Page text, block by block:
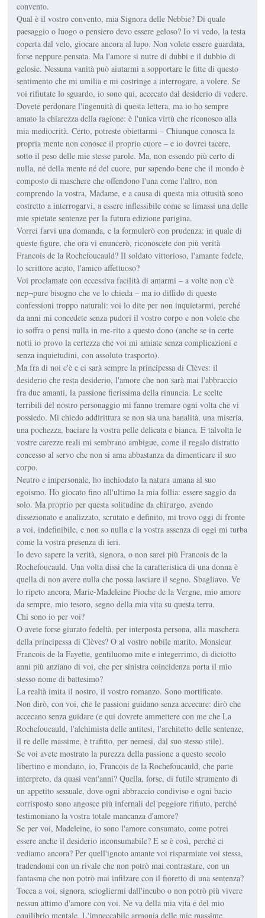
convento.
Qual è il vostro convento, mia Signora delle Nebbie? Di quale
paesaggio o luogo o pensiero devo essere geloso? Io vi vedo, la testa
coperta dal velo, giocare ancora al lupo. Non volete essere guardata,
forse neppure pensata. Ma l'amore si nutre di dubbi e il dubbio di
gelosie. Nessuna vanità può aiutarmi a sopportare le fitte di questo
sentimento che mi umilia e mi costringe a interrogare, a volere. Se
voi rifiutate lo sguardo, io sono qui, accecato dal desiderio di vedere.
Dovete perdonare l'ingenuità di questa lettera, ma io ho sempre
amato la chiarezza della ragione: è l'unica virtù che riconosco alla
mia mediocrità. Certo, potreste obiettarmi – Chiunque conosca la
propria mente non conosce il proprio cuore – e io dovrei tacere,
sotto il peso delle mie stesse parole. Ma, non essendo più certo di
nulla, né della mente né del cuore, pur sapendo bene che il mondo è
composto di maschere che offendono l'una come l'altro, non
comprendo la vostra, Madame, e a causa di questa mia ottusità sono
costretto a interrogarvi, a essere inflessibile come se limassi una delle
mie spietate sentenze per la futura edizione parigina.
Vorrei farvi una domanda, e la formulerò con prudenza: in quale di
queste figure, che ora vi enuncerò, riconoscete con più verità
Francois de la Rochefoucauld? Il soldato vittorioso, l'amante fedele,
lo scrittore acuto, l'amico affettuoso?
Voi proclamate con eccessiva facilità di amarmi – a volte non c'è
nep¬pure bisogno che ve lo chieda – ma io diffido di queste
confessioni troppo naturali: voi lo dite per non inquietarmi, perché
da anni mi concedete senza pudori il vostro corpo e non volete che
io soffra o pensi nulla in me-rito a questo dono (anche se in certe
notti io provo la certezza che voi mi amiate senza complicazioni e
senza inquietudini, con assoluto trasporto).
Ma fra di noi c'è e ci sarà sempre la principessa di Clèves: il
desiderio che resta desiderio, l'amore che non sarà mai l'abbraccio
fra due amanti, la passione fierissima della rinuncia. Le scelte
terribili del nostro personaggio mi fanno tremare ogni volta che vi
possiedo. Mi chiedo addirittura se non sia una banalità, una miseria,
una pochezza, baciare la vostra pelle delicata e bianca. E talvolta le
vostre carezze reali mi sembrano ambigue, come il regalo distratto
concesso al servo che non si ama abbastanza da dimenticare il suo
corpo.
Neutro e impersonale, ho inchiodato la natura umana al suo
egoismo. Ho giocato fino all'ultimo la mia follia: essere saggio da
solo. Ma proprio per questa solitudine da chirurgo, avendo
dissezionato e analizzato, scrutato e definito, mi trovo oggi di fronte
a voi, indefinibile, e non so nulla e la vostra assenza di oggi mi turba
come la vostra presenza di ieri.
Io devo sapere la verità, signora, o non sarei più Francois de la
Rochefoucauld. Una volta dissi che la caratteristica di una donna è
quella di non avere nulla che possa lasciare il segno. Sbagliavo. Ve
lo ripeto ancora, Marie-Madeleine Pioche de la Vergne, mio amore
da sempre, mio tesoro, segno della mia vita su questa terra.
Chi sono io per voi?
O avete forse giurato fedeltà, per interposta persona, alla maschera
della principessa di Clèves? O al vostro nobile marito, Monsieur
Francois de la Fayette, gentiluomo mite e integerrimo, di diciotto
anni più anziano di voi, che per sinistra coincidenza porta il mio
stesso nome di battesimo?
La realtà imita il nostro, il vostro romanzo. Sono mortificato.
Non dirò, con voi, che le passioni guidano senza accecare: dirò che
accecano senza guidare (e qui dovrete ammettere con me che La
Rochefoucauld, l'alchimista delle antitesi, l'architetto delle sentenze,
il re delle massime, è trafitto, per nemesi, dal suo stesso stile).
Se voi avete mostrato la purezza della passione a questo secolo
libertino e mondano, io, Francois de la Rochefoucauld, che parte
interpreto, da quasi vent'anni? Quella, forse, di futile strumento di
un appetito sessuale, dove ogni abbraccio condiviso e ogni bacio
corrisposto sono angosce più infernali del peggiore rifiuto, perché
testimoniano la vostra totale mancanza d'amore?
Se per voi, Madeleine, io sono l'amore consumato, come potrei
essere anche il desiderio inconsumabile? E se è così, perché ci
vediamo ancora? Per quell'ignoto amante voi risparmiate voi stessa,
tradendomi con un rivale che non potrò mai contrastare, con un
fantasma che non potrò mai infilzare con il fioretto di una sentenza?
Tocca a voi, signora, sciogliermi dall'incubo o non potrò più vivere
nessun attimo d'amore con voi. Ne va della mia vita e del mio
equilibrio mentale. L'impeccabile armonia delle mie massime,